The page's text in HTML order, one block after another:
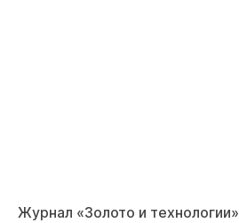
Журнал «Золото и технологии»